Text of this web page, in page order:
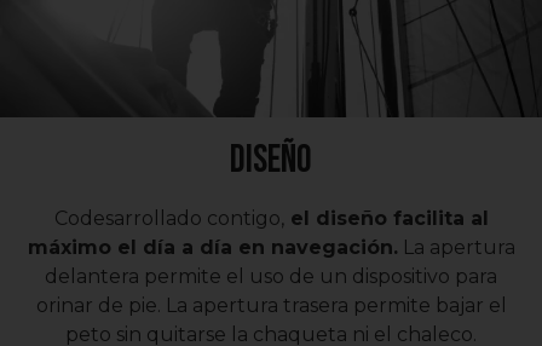
Diseño
Codesarrollado contigo, el diseño facilita al
máximo el día a día en navegación. La apertura
delantera permite el uso de un dispositivo para
orinar de pie. La apertura trasera permite bajar el
peto sin quitarse la chaqueta ni el chaleco.